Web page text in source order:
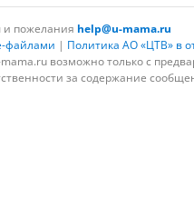
и пожелания help@u-mama.ru
файлами | Политика АО «ЦТВ» в
возможно только с
за содержание